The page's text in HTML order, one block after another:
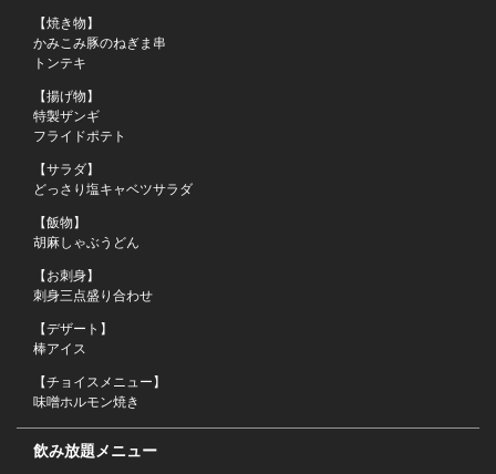
【焼き物】
かみこみ豚のねぎま串
トンテキ
【揚げ物】
特製ザンギ
フライドポテト
【サラダ】
どっさり塩キャベツサラダ
【飯物】
胡麻しゃぶうどん
【お刺身】
刺身三点盛り合わせ
【デザート】
棒アイス
【チョイスメニュー】
味噌ホルモン焼き
飲み放題メニュー
【４５００円がっつり肉コース】 １２０分飲み放題付(生ビ
ール込)全１０品「味噌ホルモン焼き」 | 個室のせんごく
末広本店
北海道釧路市末広町２丁目２２番１号
https://sengoku-suehiro.owst.jp/courses/209999742
お店情報をコピー